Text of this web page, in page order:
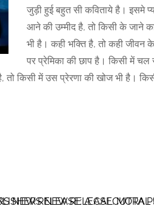
जुड़ी हुई बहुत सी कविताये है। इसमे
आने की उम्मीद है, तो किसी के जाने
भी है। कही भक्ति है, तो कही जीवन
पर प्रेमिका की छाप है। किसी में चल
तो किसी में उस प्रेरणा की खोज भी है।
NEW RELEASE: A CALCUTTA
NEW RELEASE: